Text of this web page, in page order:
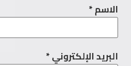
الاسم*
البريد الإلكتروني*